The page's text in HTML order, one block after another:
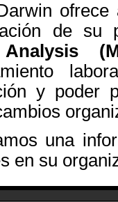
de su
y poder
una
en su